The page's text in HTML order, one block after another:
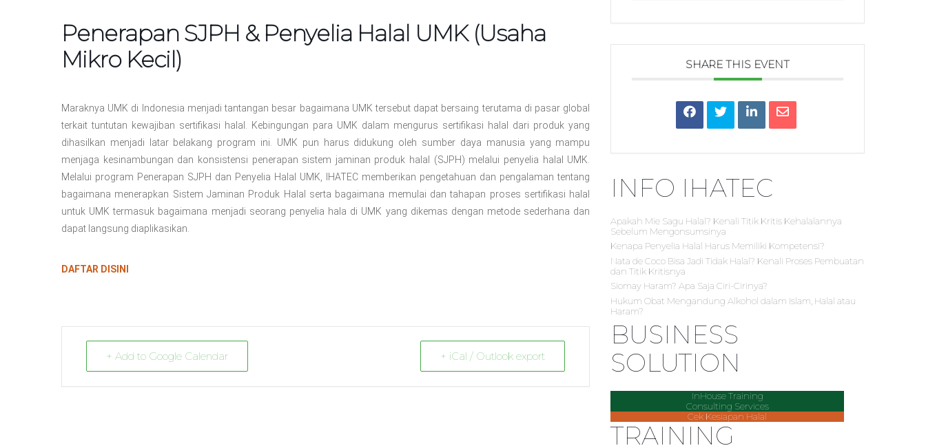
Penerapan SJPH & Penyelia Halal UMK (Usaha
Mikro Kecil)
Maraknya UMK di Indonesia menjadi tantangan besar bagaimana UMK tersebut dapat bersaing terutama di pasar global
terkait tuntutan kewajiban sertifikasi halal. Kebingungan para UMK dalam mengurus sertifikasi halal dari produk yang
dihasilkan menjadi latar belakang program ini. UMK pun harus didukung oleh sumber daya manusia yang mampu
menjaga kesinambungan dan konsistensi penerapan sistem jaminan produk halal (SJPH) melalui penyelia halal UMK.
Melalui program Penerapan SJPH dan Penyelia Halal UMK, IHATEC memberikan pengetahuan dan pengalaman tentang
bagaimana menerapkan Sistem Jaminan Produk Halal serta bagaimana memulai dan tahapan proses sertifikasi halal
untuk UMK termasuk bagaimana menjadi seorang penyelia hala di UMK yang dikemas dengan metode sederhana dan
dapat langsung diaplikasikan.
DAFTAR DISINI
+ Add to Google Calendar + iCal / Outlook export
SHARE THIS EVENT
INFO IHATEC
Apakah Mie Sagu Halal? Kenali Titik Kritis Kehalalannya
Sebelum Mengonsumsinya
Kenapa Penyelia Halal Harus Memiliki Kompetensi?
Nata de Coco Bisa Jadi Tidak Halal? Kenali Proses Pembuatan
dan Titik Kritisnya
Siomay Haram? Apa Saja Ciri-Cirinya?
Hukum Obat Mengandung Alkohol dalam Islam, Halal atau
Haram?
BUSINESS
SOLUTION
InHouse Training
Consulting Services
Cek Kesiapan Halal
TRAINING